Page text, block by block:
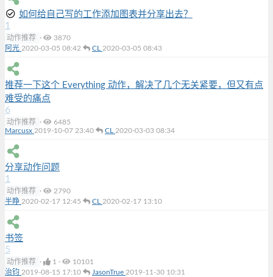
如何给自己写的工作添加图表并分享出去？
1
动作推荐 ·
3870
阿光 2020-03-05 08:42 CL 2020-03-05 08:43
推荐一下这个 Everything 动作，解决了几个无关紧要，但又有点
难受的痛点
6
动作推荐 ·
6485
Marcusx 2019-10-07 23:40 CL 2020-03-03 08:34
分享动作问题
1
动作推荐 ·
2790
半睁 2020-02-17 12:45 CL 2020-02-17 13:10
书签
5
动作推荐 · 1 ·
10101
治钧 2019-08-15 17:10 JasonTrue 2019-11-30 10:31